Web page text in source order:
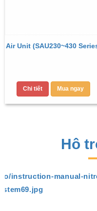
Air Unit (SAU230~430
Chi tiết Mua ngay
Hô